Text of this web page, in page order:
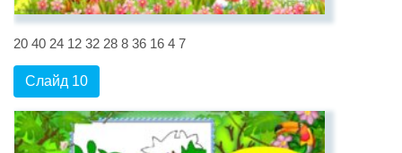
20 40 24 12 32 28 8 36 16 4 7
Слайд 10